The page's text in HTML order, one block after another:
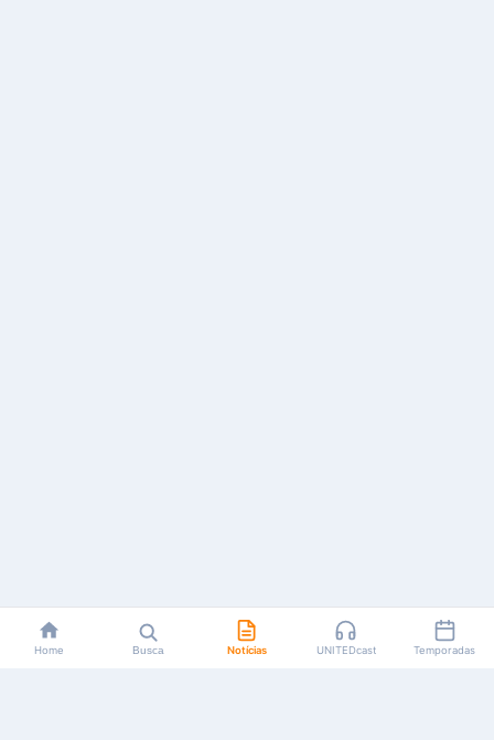
Home Busca Notícias UNITEDcast Temporadas